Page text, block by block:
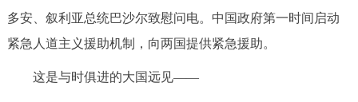
多安、叙利亚总统巴沙尔致慰问电。中国政府第一时间启动
紧急人道主义援助机制，向两国提供紧急援助。
这是与时俱进的大国远见——